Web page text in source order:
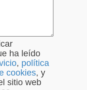
ha leído
, política
cookies, y
sitio web